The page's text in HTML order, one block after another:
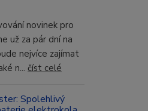
novinek pro
už za pár dní na
nejvíce zajímat
n... číst celé